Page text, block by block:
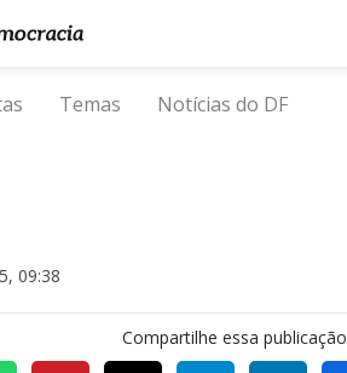
Temas Notícias do DF
09:38
Compartilhe essa publicação